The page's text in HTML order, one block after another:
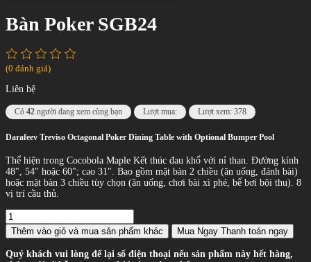
Bàn Poker SGB24
(0 đánh giá)
Liên hệ
Có 42 người đang xem cùng bạn Lượt mua: Lượt xem: 378
Darafeev Treviso Octagonal Poker Dining Table with Optional Bumper Pool
Thể hiện trong Cocobola Maple Kết thúc đau khổ với nỉ than. Đường kính
48", 54" hoặc 60"; cao 31". Bao gồm mặt bàn 2 chiều (ăn uống, đánh bài)
hoặc mặt bàn 3 chiều tùy chọn (ăn uống, chơi bài xì phé, bể bơi bội thu). 8
vị trí cầu thủ.
Thêm vào giỏ và mua sản phẩm khác Mua Ngay Thanh toán ngay
Quý khách vui lòng để lại số điện thoại nếu sản phẩm này hết hàng,